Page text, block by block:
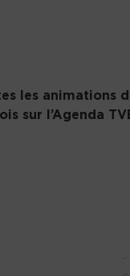
les animations
sur
l’Agenda